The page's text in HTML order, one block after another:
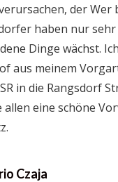
der Wer
haben nur
Dinge wächst.
aus meinem
in die Rangsdorf
allen eine schöne
Czaja